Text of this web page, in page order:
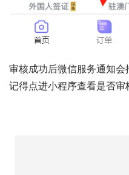
审核成功后微信服务通知会
记得点进小程序查看是否审